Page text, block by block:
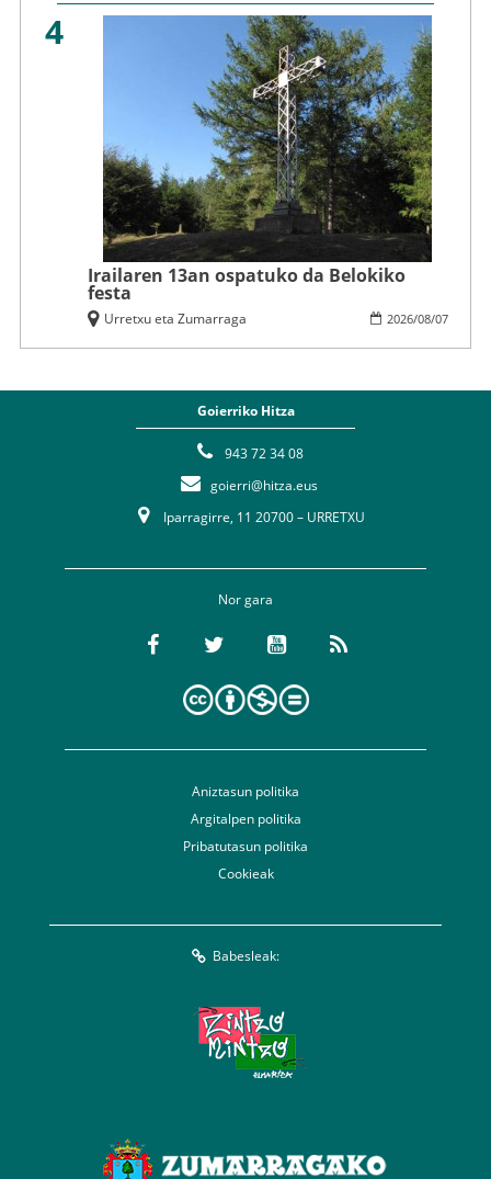
4
Irailaren 13an ospatuko da Belokiko
festa
2026/08/07
Urretxu eta Zumarraga
Goierriko Hitza
943 72 34 08
goierri@hitza.eus
Iparragirre, 11 20700 – URRETXU
Nor gara
Aniztasun politika
Argitalpen politika
Pribatutasun politika
Cookieak
Babesleak: